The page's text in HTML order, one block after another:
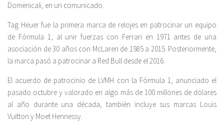
Domenicali, en un comunicado.
Tag Heuer fue la primera marca de relojes en patrocinar un equipo
de Fórmula 1, al unir fuerzas con Ferrari en 1971 antes de una
asociación de 30 años con McLaren de 1985 a 2015. Posteriormente,
la marca pasó a patrocinar a Red Bull desde el 2016.
El acuerdo de patrocinio de LVMH con la Fórmula 1, anunciado el
pasado octubre y valorado en algo más de 100 millones de dólares
al año durante una década, también incluye sus marcas Louis
Vuitton y Moet Hennessy.